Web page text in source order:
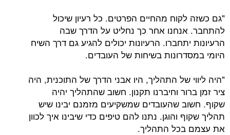
"גם כשזה לקוח מהחיים הפרטים. כל רעיון שיכול
להתחבר. אנחנו אחר כך נחליט על הדרך שבה
הרעיונות יתחברו. הרעיונות יכולים להגיע גם דרך השיח
היומי במסדרונות בשיחות של העובדים.
"היה ליווי של התהליך, היו אבני הדרך של התוכנית, היה
ציר זמן ברור וחיברנו תקנון. חשוב שהתהליך יהיה
שקוף. חשוב שהעובדים שמשקיעים מזמנם יבינו שיש
תהליך שקוף והוגן. נתנו להם טיפים כדי שיבינו איך לכוון
את עצמם בכל התהליך.